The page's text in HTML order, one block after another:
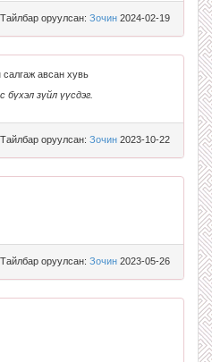
Тайлбар оруулсан: Зочин 2024-02-19
авсан хувь
бүхэл зүйл үүсдэг.
Тайлбар оруулсан: Зочин 2023-10-22
Тайлбар оруулсан: Зочин 2023-05-26